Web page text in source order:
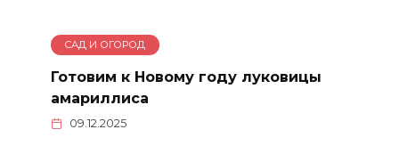
САД И ОГОРОД
Готовим к Новому году луковицы
амариллиса
09.12.2025